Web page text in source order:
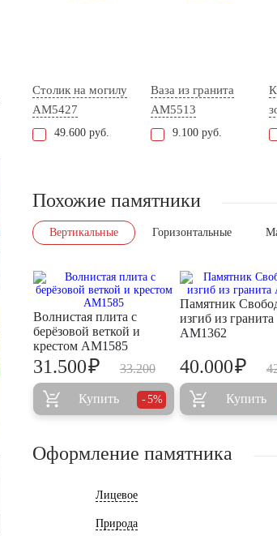
Столик на могилу
AM5427
49.600 руб.
Ваза из гранита
AM5513
9.100 руб.
Похожие памятники
Вертикальные Горизонтальные
Волнистая плита с
берёзовой веткой и
крестом AM1585
33.200
31.500₽
Купить 5%
Памятник
изгиб из гранита
AM1362
40.000₽
Купить
Оформление памятника
Лицевое
Природа